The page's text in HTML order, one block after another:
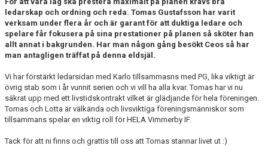
ledarskap och ordning och reda. Tomas Gustafsson har varit
verksam under flera år och är garant för att duktiga ledare och
spelare får fokusera på sina prestationer på planen så sköter han
allt annat i bakgrunden. Har man någon gång besökt Ceos så har
man antagligen träffat på denna eldsjäl.
Vi har förstärkt ledarsidan med Karlo tillsammasns med PG, lika viktigt är
övrig stab som i år vunnit serien och vi vill ha alla kvar. Tomas har vi nu
säkrat upp med ett livstidskontrakt vilket är glädjande för hela föreningen.
Tomas och Lotta är välkända och livsviktiga föreningsmänniskor som
tillsammans spelar en viktig roll för HELA Vimmerby IF.
Tack för att ni finns och grattis till oss att Tomas stannar livet ut :)